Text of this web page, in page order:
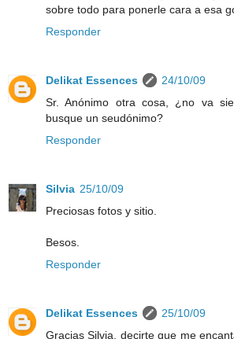
sobre todo para ponerle cara a esa
Responder
Delikat Essences
24/10/09
Sr. Anónimo otra cosa, ¿no va
busque un seudónimo?
Responder
Silvia 25/10/09
Preciosas fotos y sitio.
Besos.
Responder
Delikat Essences
25/10/09
Gracias Silvia, decirte que me